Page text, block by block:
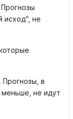
исход", не
Прогнозы, в
не идут